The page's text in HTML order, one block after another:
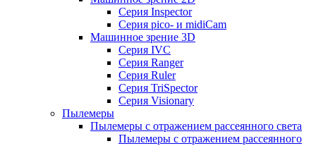
Серия Inspector
Серия pico- и midiCam
Машинное зрение 3D
Серия IVC
Серия Ranger
Серия Ruler
Серия TriSpector
Серия Visionary
Пылемеры
Пылемеры с отражением рассеянного света
Пылемеры с отражением рассеянного